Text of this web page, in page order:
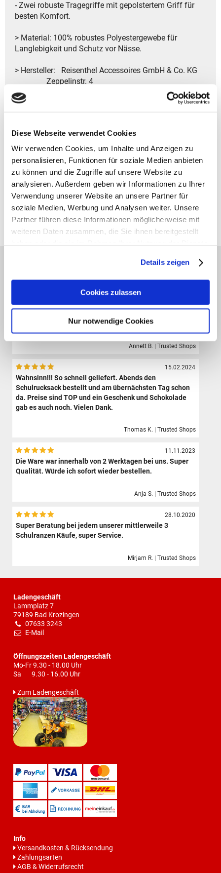
Diese Webseite verwendet Cookies
Wir verwenden Cookies, um Inhalte und Anzeigen zu
personalisieren, Funktionen für soziale Medien anbieten
zu können und die Zugriffe auf unsere Website zu
analysieren. Außerdem geben wir Informationen zu Ihrer
Verwendung unserer Website an unsere Partner für
soziale Medien, Werbung und Analysen weiter. Unsere
Partner führen diese Informationen möglicherweise mit
weiteren Daten zusammen, die Sie ihnen bereitgestellt
Details zeigen
Cookies zulassen
Nur notwendige Cookies
- Zwei robuste Tragegriffe mit gepolstertem Griff für
besten Komfort.
> Material: 100% robustes Polyestergewebe für
Langlebigkeit und Schutz vor Nässe.
> Hersteller: Reisenthel Accessoires GmbH & Co. KG
Zeppelinstr. 4
82205 Gilching
Deutschland
Fax: +49 8105 77292-920
E-Mail: service@reisenthel.com
Gutscheine bestellen
Alle Preise verstehen sich inklusive der gesetzl. MwSt. und zzgl.
Versand(ab 39,00 € Bestellwert versandkostenfrei!)
Sporttaschen, Schulranzen und Zubehör.Die Bestellung
ist sehr einfach und der Versand erfolgte sehr schnell.
Annett B. | Trusted Shops
15.02.2024
Wahnsinn!!! So schnell geliefert. Abends den
Schulrucksack bestellt und am übernächsten Tag schon
da. Preise sind TOP und ein Geschenk und Schokolade
gab es auch noch. Vielen Dank.
Thomas K. | Trusted Shops
11.11.2023
Die Ware war innerhalb von 2 Werktagen bei uns. Super
Qualität. Würde ich sofort wieder bestellen.
Anja S. | Trusted Shops
28.10.2020
Super Beratung bei jedem unserer mittlerweile 3
Schulranzen Käufe, super Service.
Mirjam R. | Trusted Shops
Ladengeschäft
Lammplatz 7
79189 Bad Krozingen
07633 3243
E-Mail
Öffnungszeiten Ladengeschäft
Mo-Fr 9.30 - 18.00 Uhr
Sa 9.30 - 16.00 Uhr
Zum Ladengeschäft
Info
Versandkosten & Rücksendung
Zahlungsarten
AGB & Widerrufsrecht